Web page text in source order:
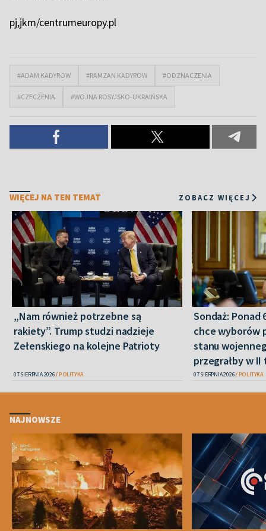
pj,jkm/centrumeuropy.pl
#ADAM KADYROW #RAMZAN KADYROW #ODZNACZENIA
#CZECZENIA #WOJNA ROSYJSKO-UKRAIŃSKA
WIĘCEJ NA TEN TEMAT ZOBACZ WIĘCEJ
„Nam również potrzebne są
rakiety”. Trump studzi nadzieje
Zełenskiego na kolejne Patrioty
07 SIERPNIA 2026 POLITYKA
Sondaż: Ponad
chce wyborów
stanu
przegrałby w II
07 SIERPNIA 2026 POLITYKA
NAJNOWSZE